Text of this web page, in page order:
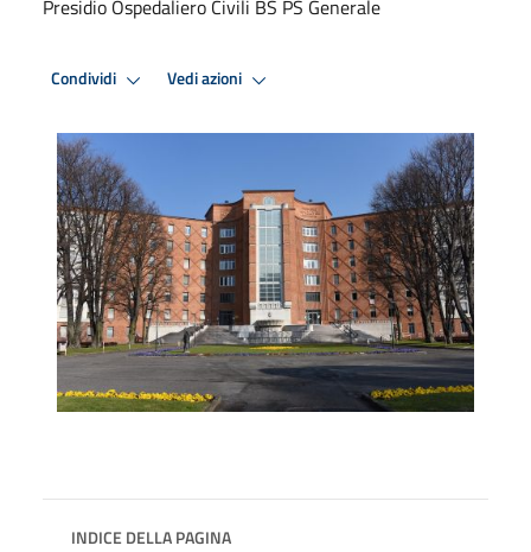
Presidio Ospedaliero Civili BS PS Generale
Condividi Vedi azioni
INDICE DELLA PAGINA